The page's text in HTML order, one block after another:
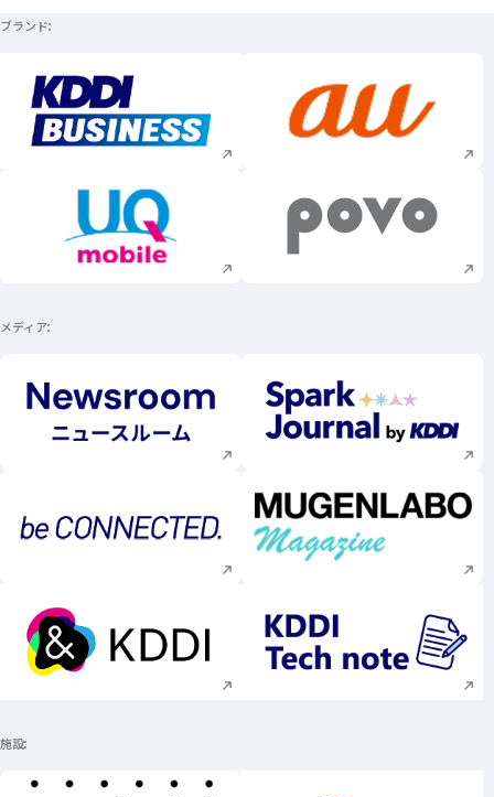
ブランド
新規ウィンドウで開く 新規ウィンドウで
新規ウィンドウで開く 新規ウィンドウで
メディア
新規ウィンドウで開く 新規ウィンドウで
新規ウィンドウで開く 新規ウィンドウで
新規ウィンドウで開く 新規ウィンドウで
施設